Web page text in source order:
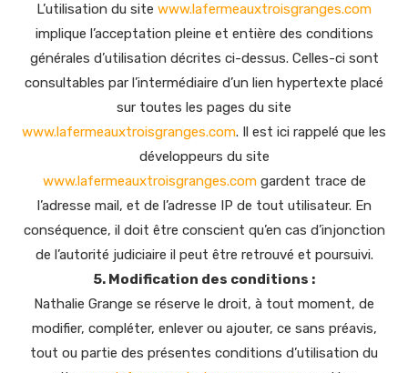
L’utilisation du site www.lafermeauxtroisgranges.com
implique l’acceptation pleine et entière des conditions
générales d’utilisation décrites ci-dessus. Celles-ci sont
consultables par l’intermédiaire d’un lien hypertexte placé
sur toutes les pages du site
www.lafermeauxtroisgranges.com. Il est ici rappelé que les
développeurs du site
www.lafermeauxtroisgranges.comgardent trace de
l’adresse mail, et de l’adresse IP de tout utilisateur. En
conséquence, il doit être conscient qu’en cas d’injonction
de l’autorité judiciaire il peut être retrouvé et poursuivi.
5. Modification des conditions :
Nathalie Grange se réserve le droit, à tout moment, de
modifier, compléter, enlever ou ajouter, ce sans préavis,
tout ou partie des présentes conditions d’utilisation du